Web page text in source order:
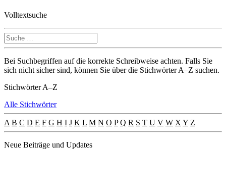
Volltextsuche
Bei Suchbegriffen auf die korrekte Schreibweise achten. Falls Sie
sich nicht sicher sind, können Sie über die Stichwörter A–Z suchen.
Stichwörter A–Z
Alle Stichwörter
A B C D E F G H I J K L M N O P Q R S T U V W X Y Z
Neue Beiträge und Updates